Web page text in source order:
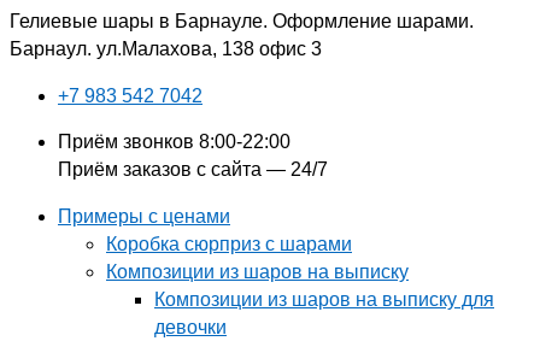
Гелиевые шары в Барнауле. Оформление шарами.
Барнаул. ул.Малахова, 138 офис 3
+7 983 542 7042
Приём звонков 8:00-22:00
Приём заказов с сайта — 24/7
Примеры с ценами
Коробка сюрприз с шарами
Композиции из шаров на выписку
Композиции из шаров на выписку для
девочки